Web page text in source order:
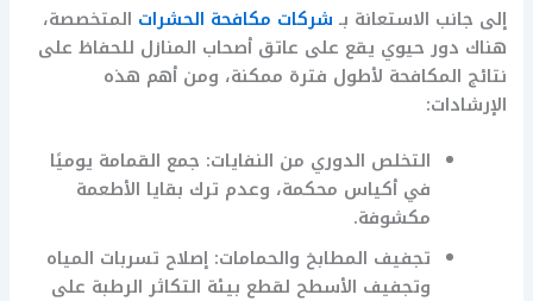
إلى جانب الاستعانة بـ شركات مكافحة الحشرات المتخصصة،
هناك دور حيوي يقع على عاتق أصحاب المنازل للحفاظ على
نتائج المكافحة لأطول فترة ممكنة، ومن أهم هذه
الإرشادات:
التخلص الدوري من النفايات: جمع القمامة يوميًا
في أكياس محكمة، وعدم ترك بقايا الأطعمة
مكشوفة.
تجفيف المطابخ والحمامات: إصلاح تسربات المياه
وتجفيف الأسطح لقطع بيئة التكاثر الرطبة على